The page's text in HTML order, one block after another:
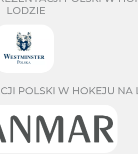
LODZIE
POLSKI W HOKEJU NA